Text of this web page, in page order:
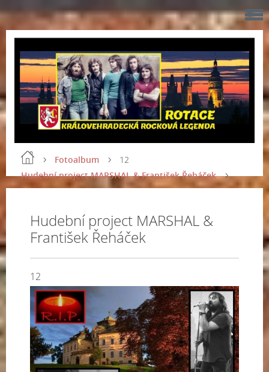
Fotoalbum
Hudební project MARSHAL & František Řeháček
12
Hudební project MARSHAL &
František Řeháček
12